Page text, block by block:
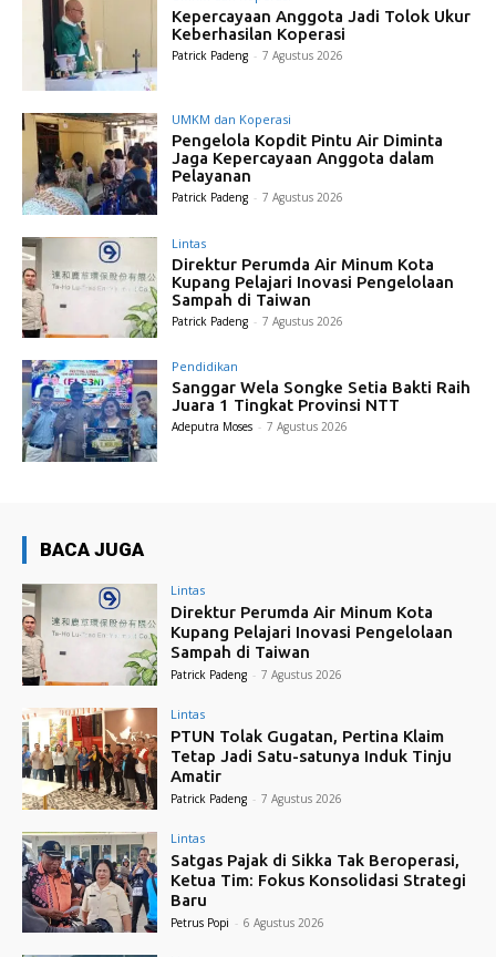
Kepercayaan Anggota Jadi Tolok Ukur
Keberhasilan Koperasi
Patrick Padeng - 7 Agustus 2026
UMKM dan Koperasi
Pengelola Kopdit Pintu Air Diminta
Jaga Kepercayaan Anggota dalam
Pelayanan
Patrick Padeng - 7 Agustus 2026
Lintas
Direktur Perumda Air Minum Kota
Kupang Pelajari Inovasi Pengelolaan
Sampah di Taiwan
Patrick Padeng - 7 Agustus 2026
Pendidikan
Sanggar Wela Songke Setia Bakti Raih
Juara 1 Tingkat Provinsi NTT
Adeputra Moses - 7 Agustus 2026
BACA JUGA
Lintas
Direktur Perumda Air Minum Kota
Kupang Pelajari Inovasi Pengelolaan
Sampah di Taiwan
Patrick Padeng - 7 Agustus 2026
Lintas
PTUN Tolak Gugatan, Pertina Klaim
Tetap Jadi Satu-satunya Induk Tinju
Amatir
Patrick Padeng - 7 Agustus 2026
Lintas
Satgas Pajak di Sikka Tak Beroperasi,
Ketua Tim: Fokus Konsolidasi Strategi
Baru
Petrus Popi - 6 Agustus 2026